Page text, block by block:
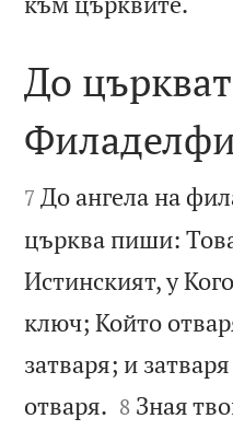

До

7 До ангела на
църква пиши:
Истинският, у
ключ; Който
затваря; и
отваря. 

8 Зная